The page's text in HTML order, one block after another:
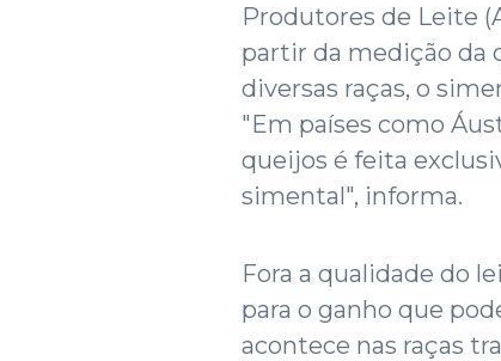
Produtores de Leite
partir da medição da
diversas raças, o
"Em países como
queijos é feita
simental", informa.
Fora a qualidade do
para o ganho que
acontece nas raças